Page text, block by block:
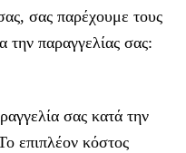
σας παρέχουμε τους
την παραγγελίας σας:
σας κατά την
επιπλέον κόστος